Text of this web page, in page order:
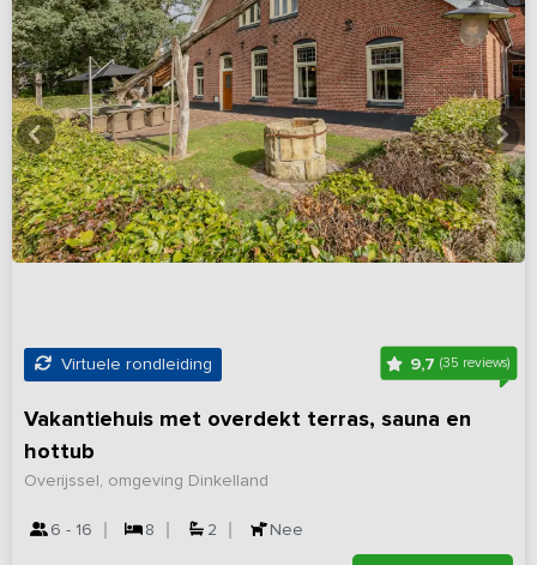
Virtuele rondleiding 9,7(35 reviews)
Vakantiehuis met overdekt terras, sauna en
hottub
Overijssel, omgeving Dinkelland
6 - 16 8 2 Nee